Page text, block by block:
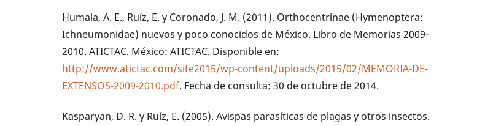
Humala, A. E., Ruíz, E. y Coronado, J. M. (2011). Orthocentrinae (Hymenoptera:
Ichneumonidae) nuevos y poco conocidos de México. Libro de Memorias 2009-
2010. ATICTAC. México: ATICTAC. Disponible en:
http://www.atictac.com/site2015/wp-content/uploads/2015/02/MEMORIA-DE-
EXTENSOS-2009-2010.pdf. Fecha de consulta: 30 de octubre de 2014.
Kasparyan, D. R. y Ruíz, E. (2005). Avispas parasíticas de plagas y otros insectos.